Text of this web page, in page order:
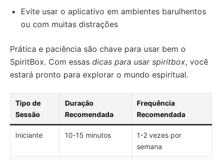
Evite usar o aplicativo em ambientes barulhentos
ou com muitas distrações
Prática e paciência são chave para usar bem o
SpiritBox. Com essas dicas para usar spiritbox, você
estará pronto para explorar o mundo espiritual.
Tipo de
Sessão
Duração
Recomendada
Frequência
Recomendada
Iniciante 10-15 minutos
1-2 vezes por
semana